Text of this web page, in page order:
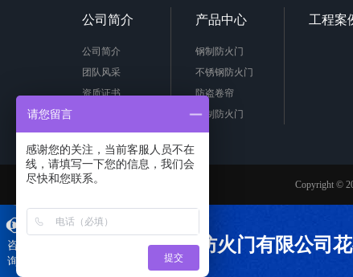
公司简介
公司简介
团队风采
资质证书
产品中心
钢制防火门
不锈钢防火门
防盗卷帘
木制防火门
普通木质门
洁净门
工程案
Copyright ©
咨
询
广州市白云南粤防火门有限公司
请您留言
感谢您的关注，当前客服人员不在
线，请填写一下您的信息，我们会
尽快和您联系。
提交